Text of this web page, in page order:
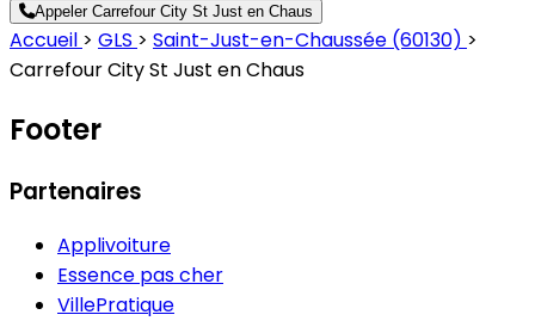
Appeler Carrefour City St Just en Chaus
Accueil > GLS > Saint-Just-en-Chaussée (60130) >
Carrefour City St Just en Chaus
Footer
Partenaires
Applivoiture
Essence pas cher
VillePratique